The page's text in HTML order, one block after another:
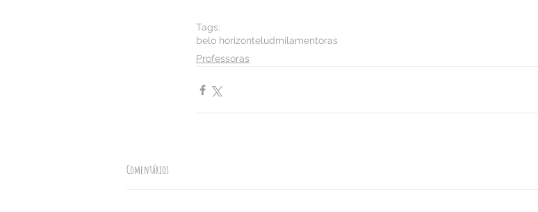
Tags:
belo horizonteludmilamentoras
Professoras
Comentários